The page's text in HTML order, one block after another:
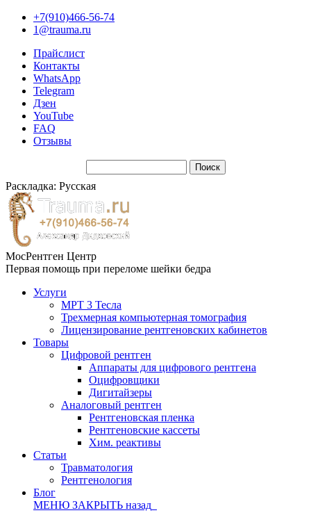
+7(910)466-56-74
1@trauma.ru
Прайслист
Контакты
WhatsApp
Telegram
Дзен
YouTube
FAQ
Отзывы
Раскладка: Русская
МосРентген Центр
Первая помощь при переломе шейки бедра
Услуги
МРТ 3 Тесла
Трехмерная компьютерная томография
Лицензирование рентгеновских кабинетов
Товары
Цифровой рентген
Аппараты для цифрового рентгена
Оцифровщики
Дигитайзеры
Аналоговый рентген
Рентгеновская пленка
Рентгеновские кассеты
Хим. реактивы
Статьи
Травматология
Рентгенология
Блог
МЕНЮ ЗАКРЫТЬ назад